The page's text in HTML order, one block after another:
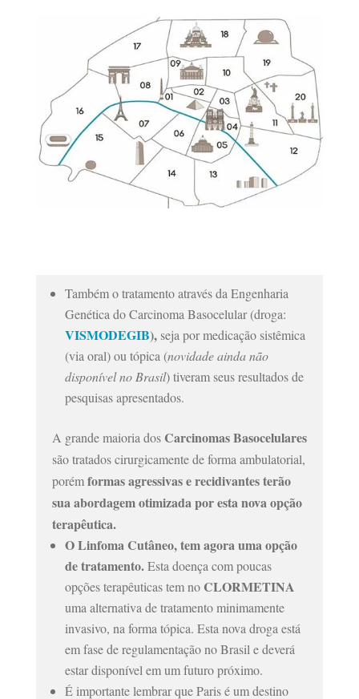
Também o tratamento através da Engenharia
Genética do Carcinoma Basocelular (droga:
VISMODEGIB),seja por medicação sistêmica
(via oral) ou tópica (novidade ainda não
disponível no Brasil) tiveram seus resultados de
pesquisas apresentados.
A grande maioria dos Carcinomas Basocelulares
são tratados cirurgicamente de forma ambulatorial,
porémformas agressivas e recidivantes terão
sua abordagem otimizada por esta nova opção
terapêutica.
O Linfoma Cutâneo, tem agora uma opção
de tratamento.Esta doença com poucas
opções terapêuticas tem noCLORMETINA
uma alternativa de tratamento minimamente
invasivo, na forma tópica. Esta nova droga está
em fase de regulamentação no Brasil e deverá
estar disponível em um futuro próximo.
É importante lembrar que Paris é um destino